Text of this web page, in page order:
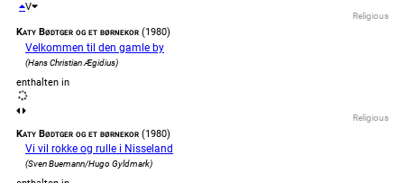
V
Religious
Katy Bødtger og et børnekor (1980)
Velkommen til den gamle by
(Hans Christian Ægidius)
enthalten in
Religious
Katy Bødtger og et børnekor (1980)
Vi vil rokke og rulle i Nisseland
(Sven Buemann/Hugo Gyldmark)